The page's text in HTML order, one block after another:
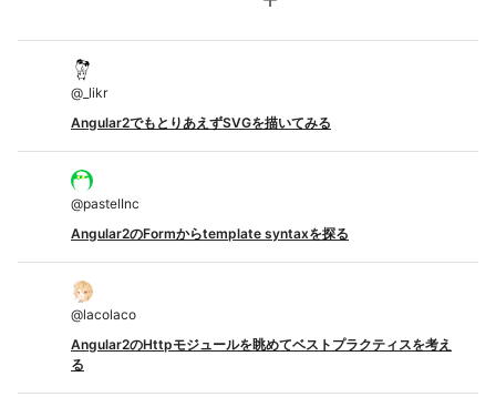
@ _likr
Angular2でもとりあえずSVGを描いてみる
@pastelInc
Angular2のFormからtemplate syntaxを探る
@lacolaco
Angular2のHttpモジュールを眺めてベストプラクティスを考え
る